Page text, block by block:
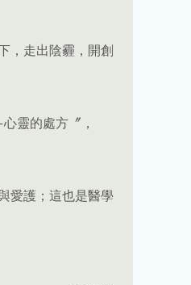
，走出陰霾，開創
靈的處方〞，
愛護；這也是醫學